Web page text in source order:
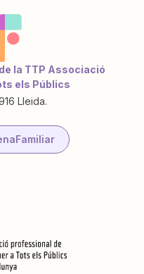
la TTP Associació
els Públics
Lleida.